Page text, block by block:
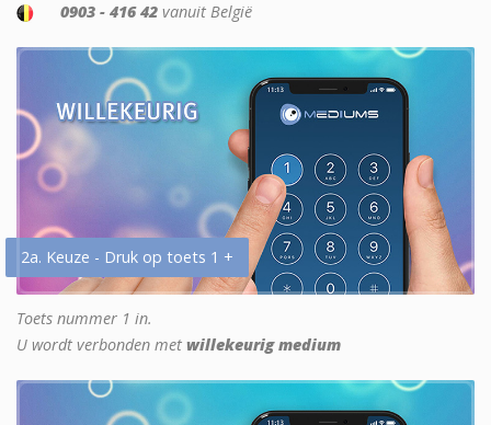
0903 - 416 42 vanuit België
2a. Keuze - Druk op toets 1 +
Toets nummer 1 in.
U wordt verbonden met willekeurig medium